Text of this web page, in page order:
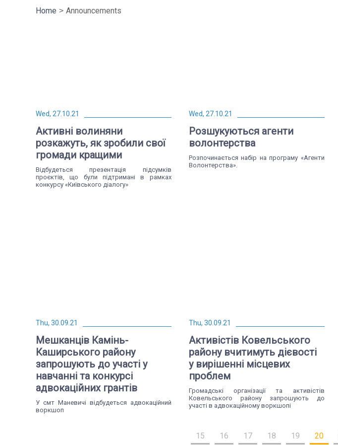
Home Announcements
Wed, 27.10.21
Активні волиняни
розкажуть, як зробили свої
громади кращими
Відбудеться презентація підсумків
проєктів, що були підтримані в рамках
конкурсу «Київського діалогу»
Wed, 27.10.21
Розшукуються агенти
волонтерства
Розпочинається набір на програму «Агенти
Волонтерства».
Thu, 30.09.21
Мешканців Камінь-
Каширського району
запрошують до участі у
навчанні та конкурсі
адвокаційних грантів
У смт Маневичі відбудеться адвокаційний
воркшоп
Thu, 30.09.21
Активістів Ковельського
району вчитимуть дієвості
у вирішенні місцевих
проблем
Громадські організації та активістів
Ковельського району запрошують до
участі в адвокаційному воркшопі
15 16 17 18 19 20